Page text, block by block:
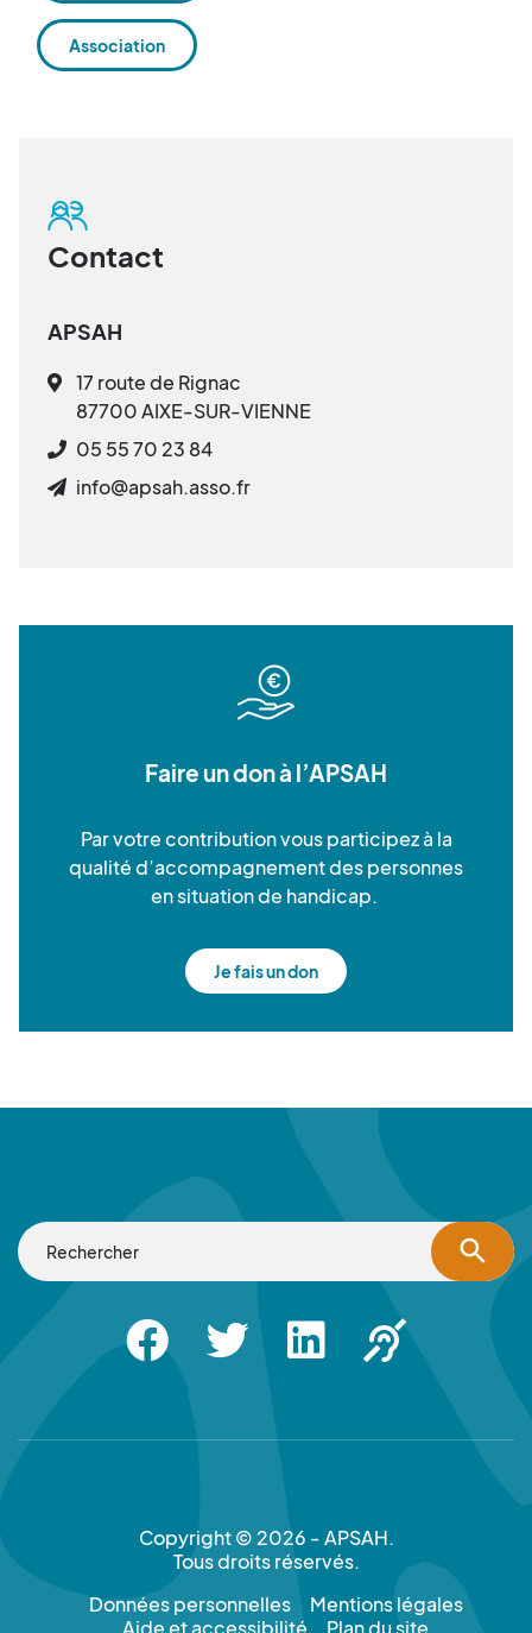
Association
Contact
APSAH
17 route de Rignac
87700 AIXE-SUR-VIENNE
05 55 70 23 84
info@apsah.asso.fr
Faire un don à l’APSAH
Par votre contribution vous participez à la
qualité d’accompagnement des personnes
en situation de handicap.
Je fais un don
search
FacebookTwitter LinkedinApsah Sourd
Copyright © 2026 - APSAH.
Tous droits réservés.
Données personnelles
Mentions légales
Aide et accessibilité
Plan du site